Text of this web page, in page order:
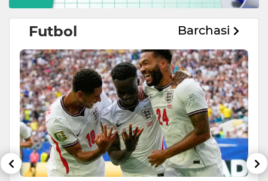
Futbol Barchasi